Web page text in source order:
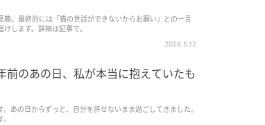
。最終的には「猫の世話ができないからお願い」との一言
します。詳細は記事で。
2026.5.12
前のあの日、私が本当に抱えていたも
あの日からずっと、自分を許せないまま過ごしてきました。